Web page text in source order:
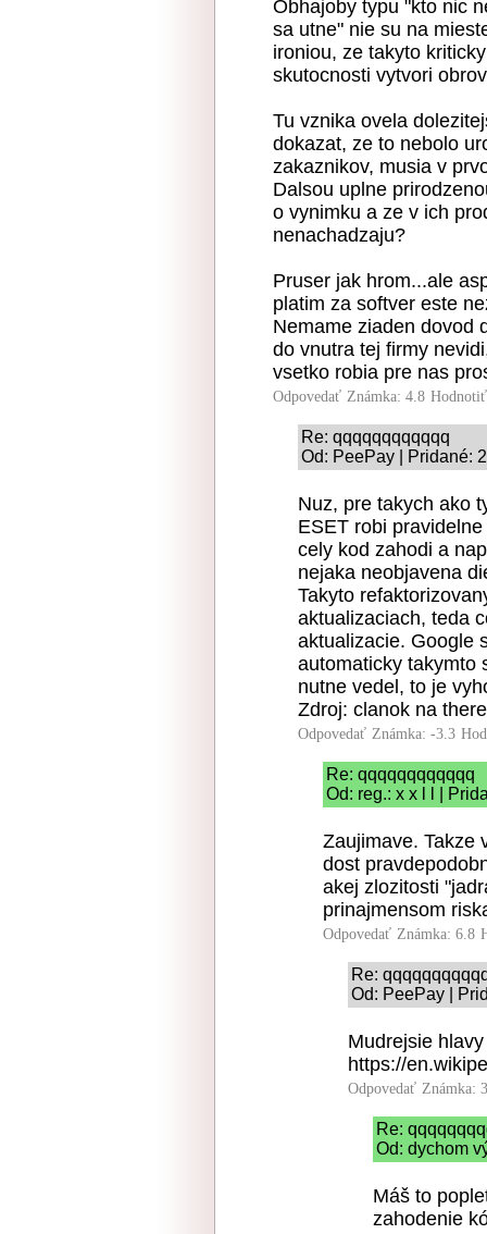
Obhajoby typu "kto nic
sa utne" nie su na
ironiou, ze takyto
skutocnosti vytvori
Tu vznika ovela
dokazat, ze to nebolo
zakaznikov, musia v
Dalsou uplne
o vynimku a ze v ich
nenachadzaju?
Pruser jak hrom...ale
platim za softver este
Nemame ziaden dovod
do vnutra tej firmy
vsetko robia pre nas
Odpovedať Známka: 4.8
Re: qqqqqqqqqqqq
Od: PeePay | Pridané:
Nuz, pre takych ako
ESET robi
cely kod zahodi a
nejaka neobjavena
Takyto
aktualizaciach, teda
aktualizacie. Google
automaticky takymto
nutne vedel, to je
Zdroj: clanok na
Odpovedať Známka: -3.3
Re: qqqqqqqqqqqq
Od: reg.: x x l l |
Zaujimave. Takze
dost
akej zlozitosti
prinajmensom
Odpovedať Známka: 6.8
Re:
Od: PeePay |
Mudrejsie
https://
Odpovedať Známka:
Re:
Od: dychom
Máš to
zahodenie